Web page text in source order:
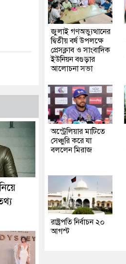
জুলাই গণঅভ্যুত্থানের
দ্বিতীয় বর্ষ উপলক্ষে
প্রেসক্লাব ও সাংবাদিক
ইউনিয়ন বগুড়ার
আলোচনা সভা
অস্ট্রেলিয়ার মাটিতে
সেঞ্চুরি করে যা
বললেন মিরাজ
রাষ্ট্রপতি নির্বাচন ২০
আগস্ট